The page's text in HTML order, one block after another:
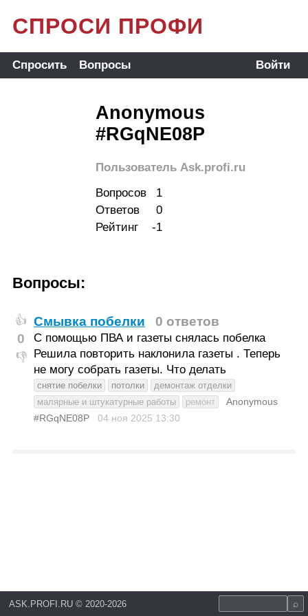
СПРОСИ ПРОФИ
Спросить Вопросы Войти
Anonymous
#RGqNE08P
Пользователь Ask.profi.ru
Вопросов
1
Ответов
0
Рейтинг
-1
Вопросы:
👍
0
👎
Смывка побелки 0 ответов
С помощью ПВА и газеты снялась побелка
Решила повторить наклонила газеты . Теперь
не могу собрать газеты. Что делать
снятие побелки потолки
демонтаж отделки
малярные и штукатурные работы
ремонт
Anonymous
#RGqNE08P
04 ноя 2025 13:30
ASK.PROFI.RU © 2020-2026